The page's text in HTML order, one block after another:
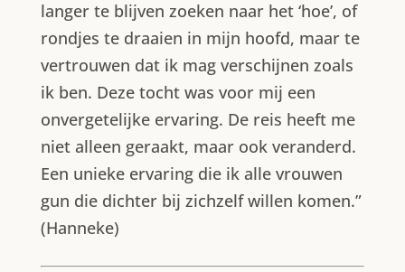
langer te blijven zoeken naar het ‘hoe’, of
rondjes te draaien in mijn hoofd, maar te
vertrouwen dat ik mag verschijnen zoals
ik ben. Deze tocht was voor mij een
onvergetelijke ervaring. De reis heeft me
niet alleen geraakt, maar ook veranderd.
Een unieke ervaring die ik alle vrouwen
gun die dichter bij zichzelf willen komen.”
(Hanneke)